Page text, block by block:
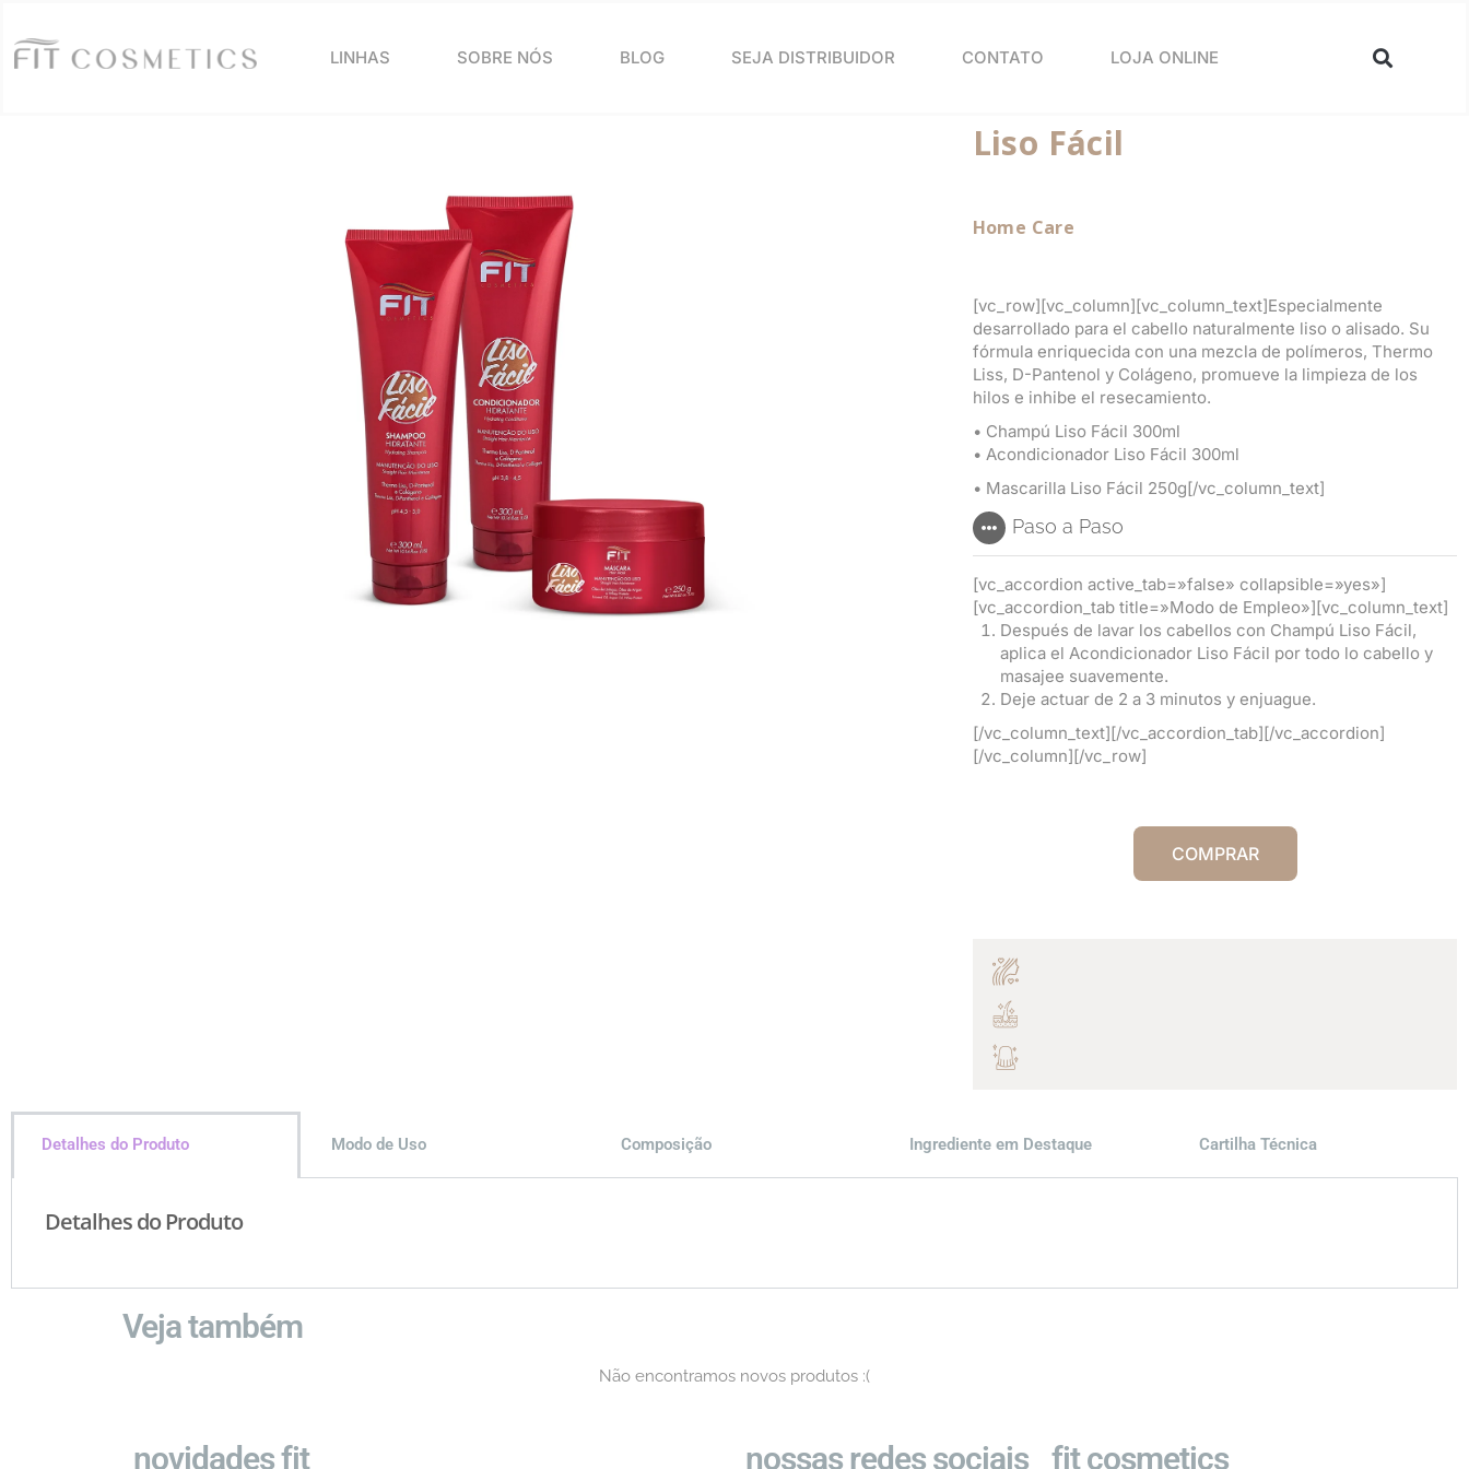
LINHAS SOBRE NÓS BLOG SEJA DISTRIBUIDOR CONTATO LOJA ONLINE
Liso Fácil
Home Care
[vc_row][vc_column][vc_column_text]Especialmente
desarrollado para el cabello naturalmente liso o alisado. Su
fórmula enriquecida con una mezcla de polímeros, Thermo
Liss, D-Pantenol y Colágeno, promueve la limpieza de los
hilos e inhibe el resecamiento.
• Champú Liso Fácil 300ml
• Acondicionador Liso Fácil 300ml
• Mascarilla Liso Fácil 250g[/vc_column_text]
Paso a Paso
[vc_accordion active_tab=»false» collapsible=»yes»]
[vc_accordion_tab title=»Modo de Empleo»][vc_column_text]
Después de lavar los cabellos con Champú Liso Fácil,
aplica el Acondicionador Liso Fácil por todo lo cabello y
masajee suavemente.
Deje actuar de 2 a 3 minutos y enjuague.
[/vc_column_text][/vc_accordion_tab][/vc_accordion]
[/vc_column][/vc_row]
COMPRAR
Detalhes do Produto Modo de Uso Composição Ingrediente em Destaque Cartilha Técnica
Detalhes do Produto
Veja também
Não encontramos novos produtos :(
novidades fit nossas redes sociais fit cosmetics